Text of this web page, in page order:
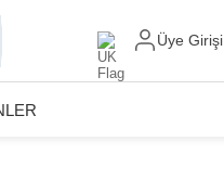
Üye Girişi